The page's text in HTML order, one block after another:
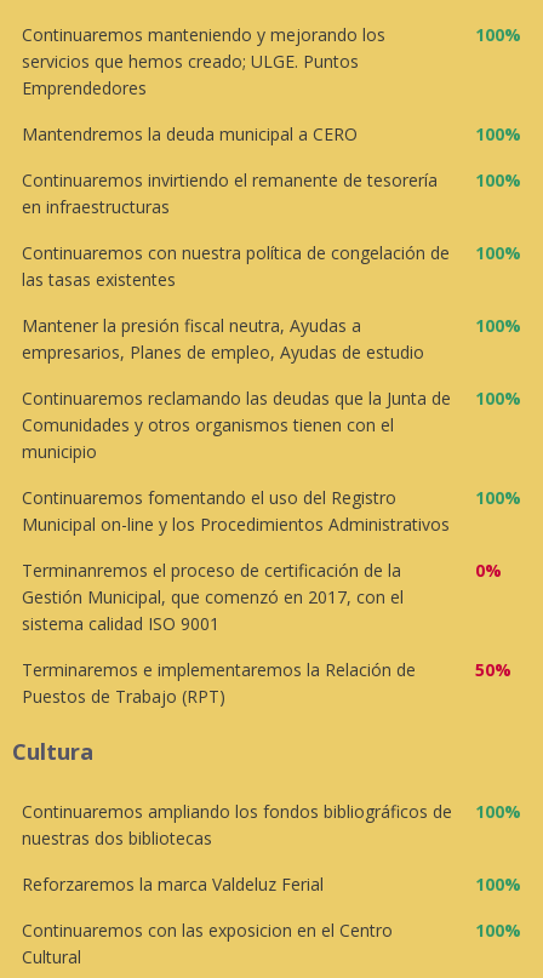
Continuaremos manteniendo y mejorando los
servicios que hemos creado; ULGE. Puntos
Emprendedores
100%
Mantendremos la deuda municipal a CERO
100%
Continuaremos invirtiendo el remanente de tesorería
en infraestructuras
100%
Continuaremos con nuestra política de congelación de
las tasas existentes
100%
Mantener la presión fiscal neutra, Ayudas a
empresarios, Planes de empleo, Ayudas de estudio
100%
Continuaremos reclamando las deudas que la Junta de
Comunidades y otros organismos tienen con el
municipio
100%
Continuaremos fomentando el uso del Registro
Municipal on-line y los Procedimientos Administrativos
100%
Terminanremos el proceso de certificación de la
Gestión Municipal, que comenzó en 2017, con el
sistema calidad ISO 9001
0%
Terminaremos e implementaremos la Relación de
Puestos de Trabajo (RPT)
50%
Cultura
Continuaremos ampliando los fondos bibliográficos de
nuestras dos bibliotecas
100%
Reforzaremos la marca Valdeluz Ferial
100%
Continuaremos con las exposicion en el Centro
Cultural
100%